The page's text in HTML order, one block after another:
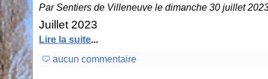
Par Sentiers de Villeneuve le dimanche 30 juillet
Juillet 2023
Lire la suite...
aucun commentaire